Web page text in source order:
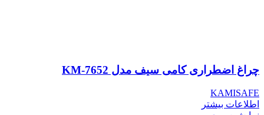
چراغ اضطراری کامی سیف مدل KM-7652
KAMISAFE
اطلاعات بیشتر